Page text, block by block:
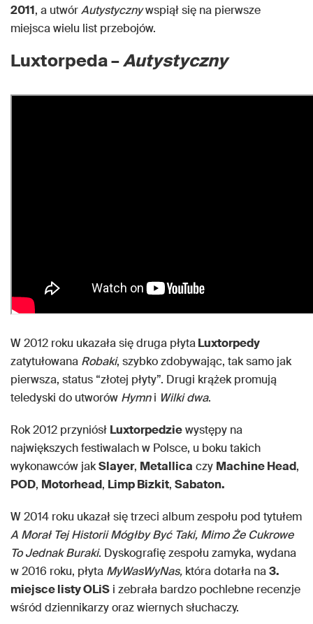
2011, a utwórAutystycznywspiął się na pierwsze
miejsca wielu list przebojów.
Luxtorpeda –Autystyczny
W 2012 roku ukazała się druga płytaLuxtorpedy
zatytułowana Robaki, szybko zdobywając, tak samo jak
pierwsza, status “złotej płyty”. Drugi krążek promują
teledyski do utworów Hymni Wilki dwa.
Rok 2012 przyniósł Luxtorpedziewystępy na
największych festiwalach w Polsce, u boku takich
wykonawców jakSlayer, Metallica czy Machine Head,
POD, Motorhead, Limp Bizkit, Sabaton.
W 2014 roku ukazał się trzeci album zespołu pod tytułem
A Morał Tej Historii Mógłby Być Taki, Mimo Że Cukrowe
To Jednak Buraki. Dyskografię zespołu zamyka, wydana
w 2016 roku, płyta MyWasWyNas, która dotarła na3.
miejsce listy OLiS i zebrała bardzo pochlebne recenzje
wśród dziennikarzy oraz wiernych słuchaczy.